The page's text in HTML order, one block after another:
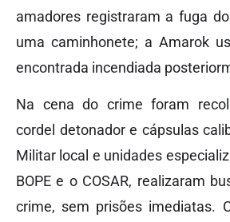
amadores registraram a fuga
uma caminhonete; a Amarok
encontrada incendiada
Na cena do crime foram
cordel detonador e cápsulas
Militar local e unidades
BOPE e o COSAR, realizaram
crime, sem prisões imediatas.